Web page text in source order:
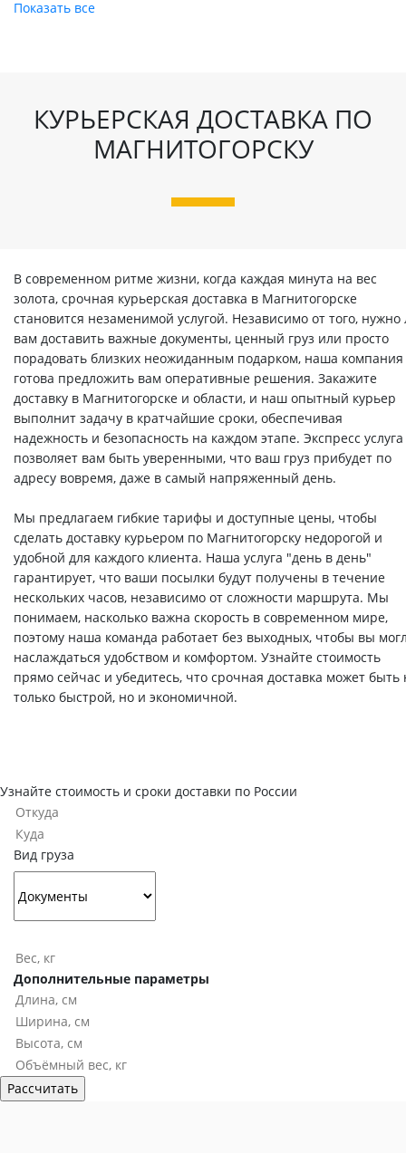
Показать все
КУРЬЕРСКАЯ ДОСТАВКА ПО
МАГНИТОГОРСКУ
В современном ритме жизни, когда каждая минута на вес
золота, срочная курьерская доставка в Магнитогорске
становится незаменимой услугой. Независимо от того, нужно
вам доставить важные документы, ценный груз или просто
порадовать близких неожиданным подарком, наша компания
готова предложить вам оперативные решения. Закажите
доставку в Магнитогорске и области, и наш опытный курьер
выполнит задачу в кратчайшие сроки, обеспечивая
надежность и безопасность на каждом этапе. Экспресс услуга
позволяет вам быть уверенными, что ваш груз прибудет по
адресу вовремя, даже в самый напряженный день.
Мы предлагаем гибкие тарифы и доступные цены, чтобы
сделать доставку курьером по Магнитогорску недорогой и
удобной для каждого клиента. Наша услуга "день в день"
гарантирует, что ваши посылки будут получены в течение
нескольких часов, независимо от сложности маршрута. Мы
понимаем, насколько важна скорость в современном мире,
поэтому наша команда работает без выходных, чтобы вы
наслаждаться удобством и комфортом. Узнайте стоимость
прямо сейчас и убедитесь, что срочная доставка может быть
только быстрой, но и экономичной.
Узнайте стоимость и сроки доставки по России
Вид груза
Дополнительные параметры